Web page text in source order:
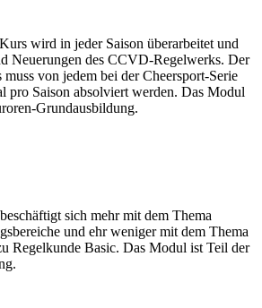
wird in jeder Saison überarbeitet und
Neuerungen des CCVD-Regelwerks. Der
von jedem bei der Cheersport-Serie
pro Saison absolviert werden. Das Modul
Grundausbildung.
sich mehr mit dem Thema
und ehr weniger mit dem Thema
Regelkunde Basic. Das Modul ist Teil der